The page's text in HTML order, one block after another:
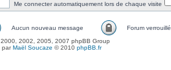
Me connecter automatiquement lors de chaque visite
Aucun nouveau message
Forum verrouillé
2002, 2005, 2007 phpBB Group
parMaël Soucaze © 2010 phpBB.fr